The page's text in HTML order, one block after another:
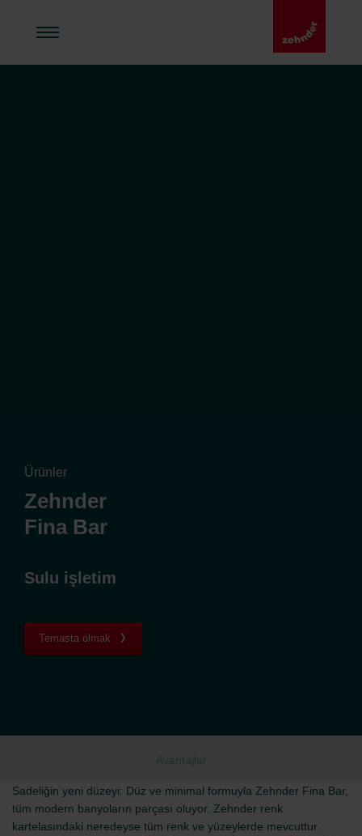
Ürünler
Zehnder
Fina Bar
Sulu işletim
Temasta olmak
Avantajlar
Sadeliğin yeni düzeyi: Düz ve minimal formuyla Zehnder Fina Bar,
tüm modern banyoların parçası oluyor. Zehnder renk
kartelasındaki neredeyse tüm renk ve yüzeylerde mevcuttur.